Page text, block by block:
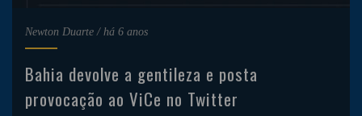
Newton Duarte / há 6 anos
Bahia devolve a gentileza e posta
provocação ao ViCe no Twitter